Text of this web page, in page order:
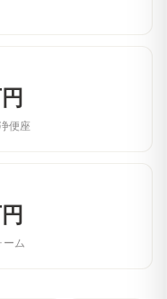
便座
ーム